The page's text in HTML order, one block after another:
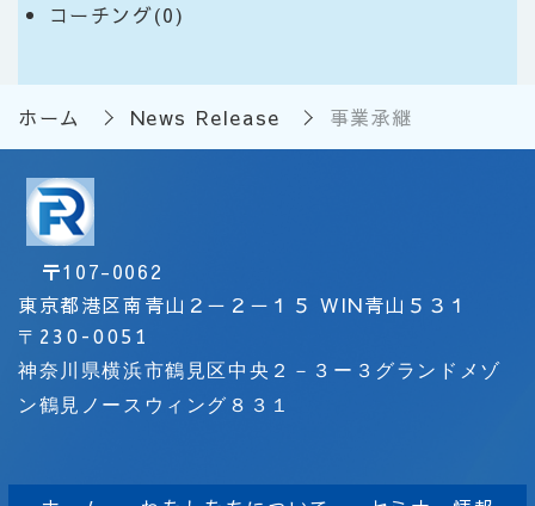
コーチング(0)
ホーム News Release 事業承継
〒107-0062
東京都港区南青山２－２－１５ WIN青山５３１
〒 230-0051
神奈川県横浜市鶴見区中央２－３ー３グランドメゾ
ン鶴見ノースウィング８３１